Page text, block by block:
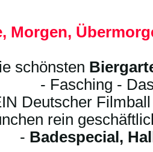
Morgen,
schönsten
- Fasching -
Deutscher
rein
- Badespecial,